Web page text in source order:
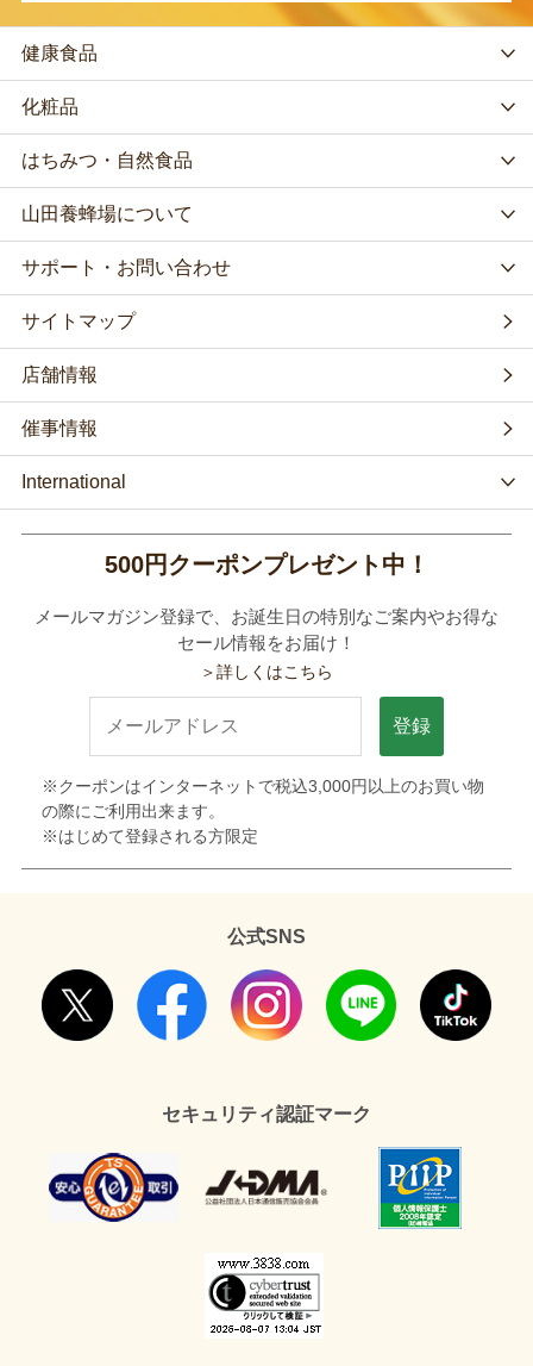
健康食品
化粧品
はちみつ・自然食品
山田養蜂場について
サポート・お問い合わせ
サイトマップ
店舗情報
催事情報
International
500円クーポンプレゼント中！
メールマガジン登録で、お誕生日の特別なご案内やお得な
セール情報をお届け！
＞詳しくはこちら
登録
※クーポンはインターネットで税込3,000円以上のお買い物
の際にご利用出来ます。
※はじめて登録される方限定
公式SNS
セキュリティ認証マーク